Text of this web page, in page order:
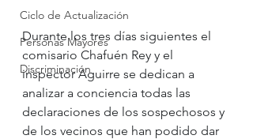
Ciclo de Actualización
Personas Mayores
Discriminación
Durante los tres días siguientes el
comisario Chafuén Rey y el
inspector Aguirre se dedican a
analizar a conciencia todas las
declaraciones de los sospechosos y
de los vecinos que han podido dar